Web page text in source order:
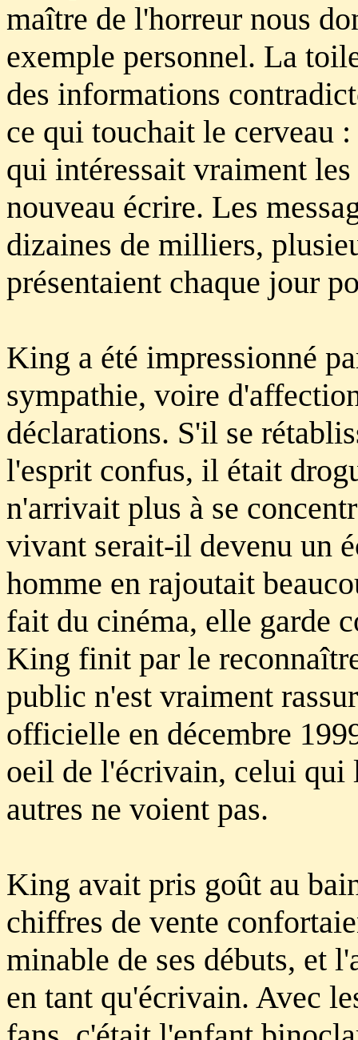
maître de l'horreur nous
exemple personnel. La
des informations
ce qui touchait le cerveau
qui intéressait vraiment
nouveau écrire. Les
dizaines de milliers,
présentaient chaque jour
King a été impressionné
sympathie, voire
déclarations. S'il se
l'esprit confus, il était
n'arrivait plus à se
vivant serait-il devenu un
homme en rajoutait
fait du cinéma, elle garde
King finit par le
public n'est vraiment
officielle en décembre
oeil de l'écrivain, celui qui
autres ne voient pas.
King avait pris goût au
chiffres de vente
minable de ses débuts, et
en tant qu'écrivain. Avec